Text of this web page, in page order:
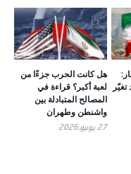
هل كانت الحرب جزءًا من
لعبة أكبر؟ قراءة في
المصالح المتبادلة بين
واشنطن وطهران
27 يونيو,2026